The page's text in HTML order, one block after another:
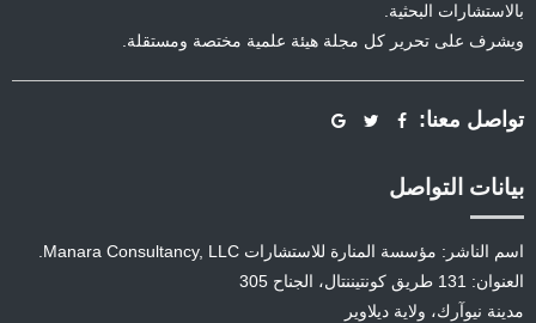
بالاستشارات البحثية.
ويشرف على تحرير كل مجلة هيئة علمية مختصة ومستقلة.
تواصل معنا:
بيانات التواصل
اسم الناشر: مؤسسة المنارة للاستشارات Manara Consultancy, LLC.
العنوان: 131 طريق كونتيننتال، الجناح 305
مدينة نيوآرك، ولاية ديلاوير